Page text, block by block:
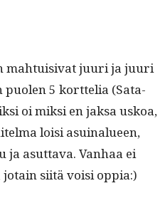
mah­tu­isi­vat juuri ja juuri
puolen 5 kort­telia (Sata­
oi mik­si en jak­sa uskoa,
loisi asuinalueen,
ja asut­ta­va. Van­haa ei
siitä voisi oppia:)